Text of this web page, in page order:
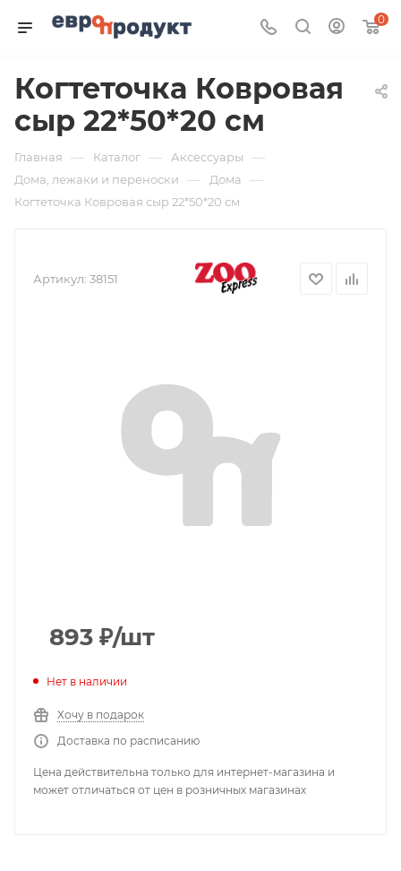
0
Когтеточка Ковровая
сыр 22*50*20 см
Главная — Каталог — Аксессуары —
Дома, лежаки и переноски — Дома —
Когтеточка Ковровая сыр 22*50*20 см
Артикул: 38151
893 ₽/шт
Нет в наличии
Хочу в подарок
Доставка по расписанию
Цена действительна только для интернет-магазина и
может отличаться от цен в розничных магазинах